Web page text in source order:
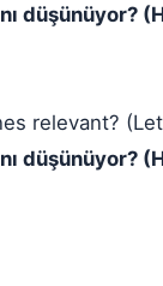
düşünüyor?
relevant?
düşünüyor?